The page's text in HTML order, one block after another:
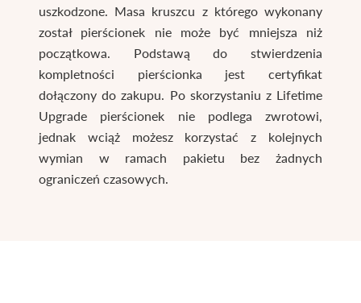
uszkodzone. Masa kruszcu z którego wykonany
został pierścionek nie może być mniejsza niż
początkowa. Podstawą do stwierdzenia
kompletności pierścionka jest certyfikat
dołączony do zakupu. Po skorzystaniu z Lifetime
Upgrade pierścionek nie podlega zwrotowi,
jednak wciąż możesz korzystać z kolejnych
wymian w ramach pakietu bez żadnych
ograniczeń czasowych.